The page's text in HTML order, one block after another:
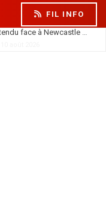
FIL INFO
10 août 2026